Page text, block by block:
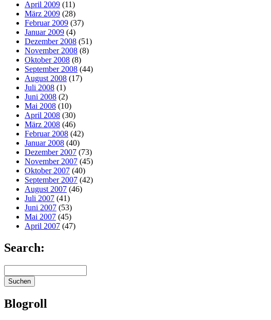
April 2009 (11)
März 2009 (28)
Februar 2009 (37)
Januar 2009 (4)
Dezember 2008 (51)
November 2008 (8)
Oktober 2008 (8)
September 2008 (44)
August 2008 (17)
Juli 2008 (1)
Juni 2008 (2)
Mai 2008 (10)
April 2008 (30)
März 2008 (46)
Februar 2008 (42)
Januar 2008 (40)
Dezember 2007 (73)
November 2007 (45)
Oktober 2007 (40)
September 2007 (42)
August 2007 (46)
Juli 2007 (41)
Juni 2007 (53)
Mai 2007 (45)
April 2007 (47)
Search:
Blogroll